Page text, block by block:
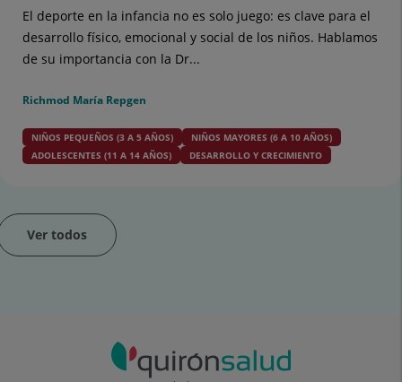
El deporte en la infancia no es solo juego: es clave para el
desarrollo físico, emocional y social de los niños. Hablamos
de su importancia con la Dr...
Richmod María Repgen
NIÑOS PEQUEÑOS (3 A 5 AÑOS)
NIÑOS MAYORES (6 A 10 AÑOS)
ADOLESCENTES (11 A 14 AÑOS)
DESARROLLO Y CRECIMIENTO
Ver todos